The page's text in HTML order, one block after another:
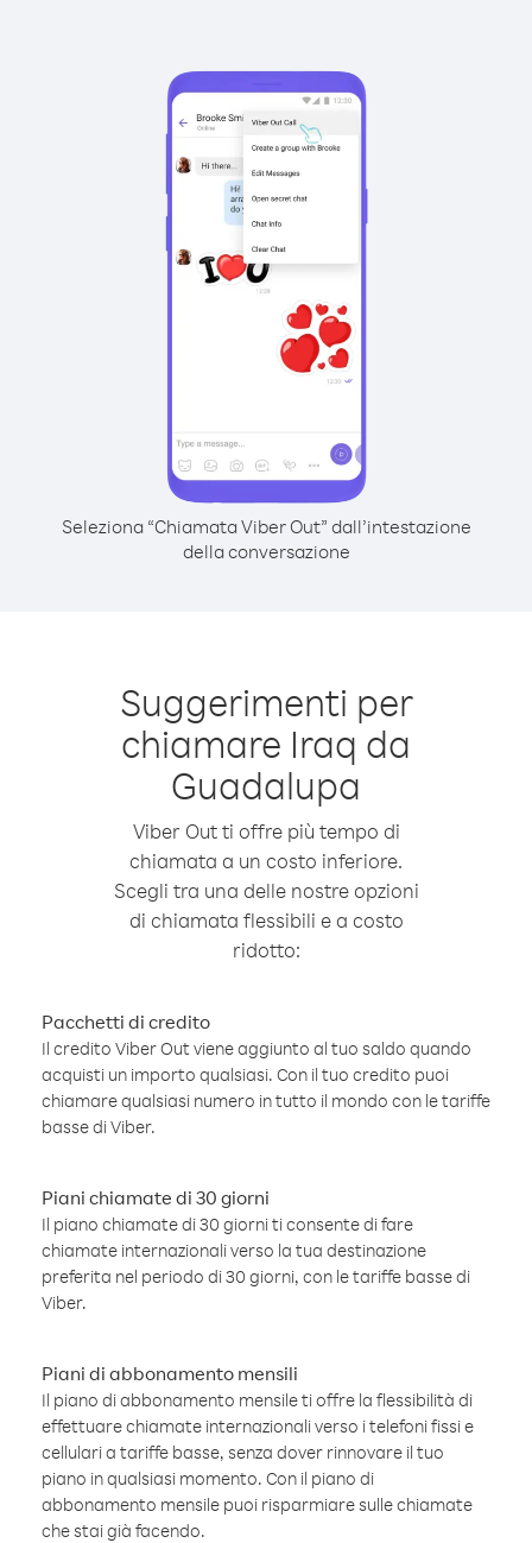
Seleziona “Chiamata Viber Out” dall’intestazione
della conversazione
Suggerimenti per
chiamare Iraq da
Guadalupa
Viber Out ti offre più tempo di
chiamata a un costo inferiore.
Scegli tra una delle nostre opzioni
di chiamata flessibili e a costo
ridotto:
Pacchetti di credito
Il credito Viber Out viene aggiunto al tuo saldo quando
acquisti un importo qualsiasi. Con il tuo credito puoi
chiamare qualsiasi numero in tutto il mondo con le tariffe
basse di Viber.
Piani chiamate di 30 giorni
Il piano chiamate di 30 giorni ti consente di fare
chiamate internazionali verso la tua destinazione
preferita nel periodo di 30 giorni, con le tariffe basse di
Viber.
Piani di abbonamento mensili
Il piano di abbonamento mensile ti offre la flessibilità di
effettuare chiamate internazionali verso i telefoni fissi e
cellulari a tariffe basse, senza dover rinnovare il tuo
piano in qualsiasi momento. Con il piano di
abbonamento mensile puoi risparmiare sulle chiamate
che stai già facendo.